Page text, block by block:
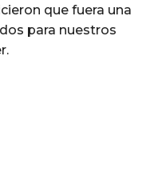
que fuera una
para nuestros